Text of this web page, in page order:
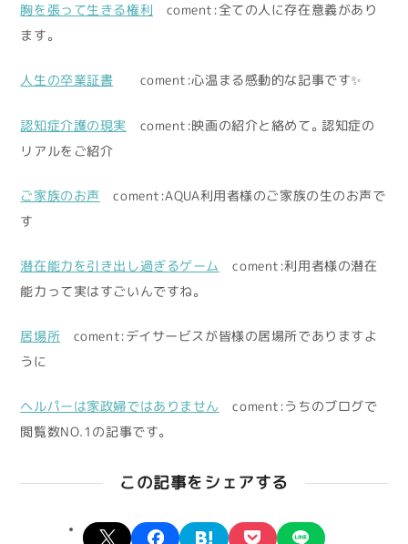
胸を張って生きる権利
coment:全ての人に存在意義があり
ます。
人生の卒業証書 coment:心温まる感動的な記事です✨
認知症介護の現実
coment:映画の紹介と絡めて。認知症の
リアルをご紹介
ご家族のお声
coment:AQUA利用者様のご家族の生のお声で
す
潜在能力を引き出し過ぎるゲーム
coment:利用者様の潜在
能力って実はすごいんですね。
居場所 coment:デイサービスが皆様の居場所でありますよ
うに
ヘルパーは家政婦ではありません
coment:うちのブログで
閲覧数NO.1の記事です。
この記事をシェアする
X facebookhatena pocket